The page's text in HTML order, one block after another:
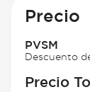
Precio
PVSM
Descuento
Precio